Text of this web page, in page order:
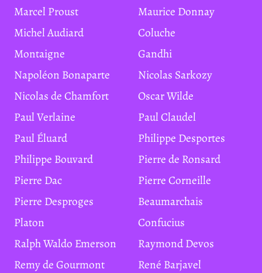
Marcel Proust
Maurice Donnay
Michel Audiard
Coluche
Montaigne
Gandhi
Napoléon Bonaparte
Nicolas Sarkozy
Nicolas de Chamfort
Oscar Wilde
Paul Verlaine
Paul Claudel
Paul Éluard
Philippe Desportes
Philippe Bouvard
Pierre de Ronsard
Pierre Dac
Pierre Corneille
Pierre Desproges
Beaumarchais
Platon
Confucius
Ralph Waldo Emerson
Raymond Devos
Remy de Gourmont
René Barjavel